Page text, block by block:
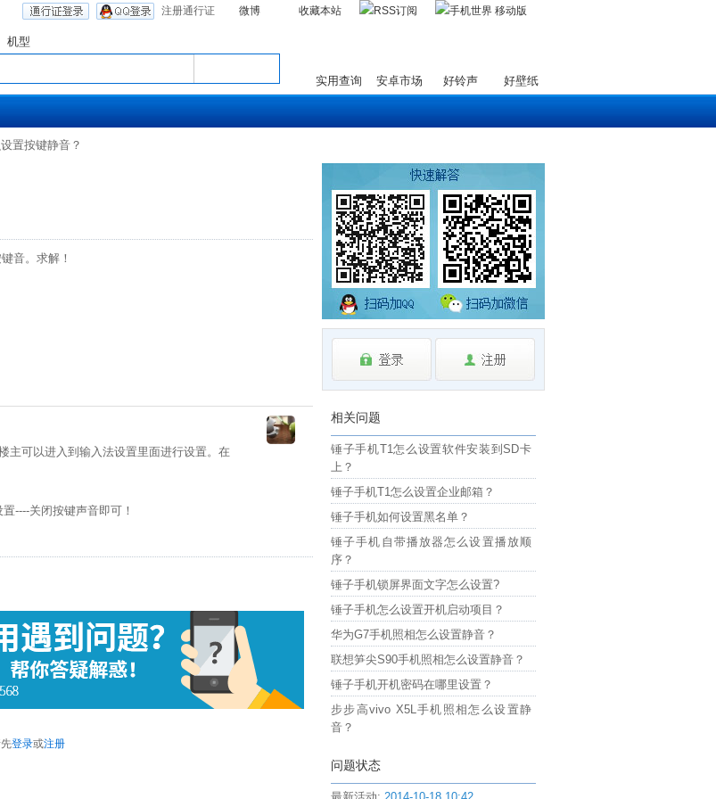
注册通行证 微博 收藏本站
机型
实用查询 安卓市场 好铃声 好壁纸
置按键静音？
音。求解！
主可以进入到输入法设置里面进行设置。在
----关闭按键声音即可！
登录或注册
相关问题
锤子手机T1怎么设置软件安装到SD卡
上？
锤子手机T1怎么设置企业邮箱？
锤子手机如何设置黑名单？
锤子手机自带播放器怎么设置播放顺
序？
锤子手机锁屏界面文字怎么设置?
锤子手机怎么设置开机启动项目？
华为G7手机照相怎么设置静音？
联想笋尖S90手机照相怎么设置静音？
锤子手机开机密码在哪里设置？
步步高vivo X5L手机照相怎么设置静
音？
问题状态